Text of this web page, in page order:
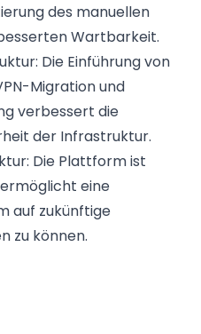
des manuellen
Wartbarkeit.
Die Einführung von
Migration und
verbessert die
der Infrastruktur.
Die Plattform ist
eine
auf zukünftige
zu können.